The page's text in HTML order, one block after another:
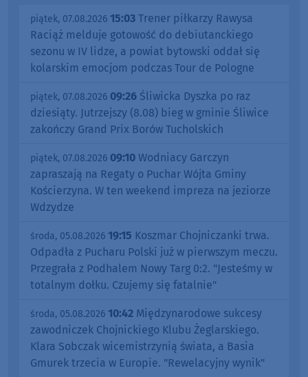
piątek, 07.08.2026 15:03 Trener piłkarzy Rawysa
Raciąż melduje gotowość do debiutanckiego
sezonu w IV lidze, a powiat bytowski oddał się
kolarskim emocjom podczas Tour de Pologne
piątek, 07.08.2026 09:26 Śliwicka Dyszka po raz
dziesiąty. Jutrzejszy (8.08) bieg w gminie Śliwice
zakończy Grand Prix Borów Tucholskich
piątek, 07.08.2026 09:10 Wodniacy Garczyn
zapraszają na Regaty o Puchar Wójta Gminy
Kościerzyna. W ten weekend impreza na jeziorze
Wdzydze
środa, 05.08.2026 19:15 Koszmar Chojniczanki trwa.
Odpadła z Pucharu Polski już w pierwszym meczu.
Przegrała z Podhalem Nowy Targ 0:2. "Jesteśmy w
totalnym dołku. Czujemy się fatalnie"
środa, 05.08.2026 10:42 Międzynarodowe sukcesy
zawodniczek Chojnickiego Klubu Żeglarskiego.
Klara Sobczak wicemistrzynią świata, a Basia
Gmurek trzecia w Europie. "Rewelacyjny wynik"